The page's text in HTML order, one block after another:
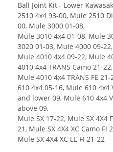
Ball Joint Kit - Lower
2510 4x4 93-00, Mule 2510
00, Mule 3000 01-08,
Mule 3010 4x4 01-08, Mule
3020 01-03, Mule 4000 09-
Mule 4010 4x4 09-22, Mule
4010 4x4 TRANS Camo 21-22,
Mule 4010 4x4 TRANS FE
610 4x4 05-16, Mule 610 4x4
and lower 09, Mule 610 4x4
above 09,
Mule SX 17-22, Mule SX 4X4
21, Mule SX 4X4 XC Camo FI
Mule SX 4X4 XC LE FI 21-22